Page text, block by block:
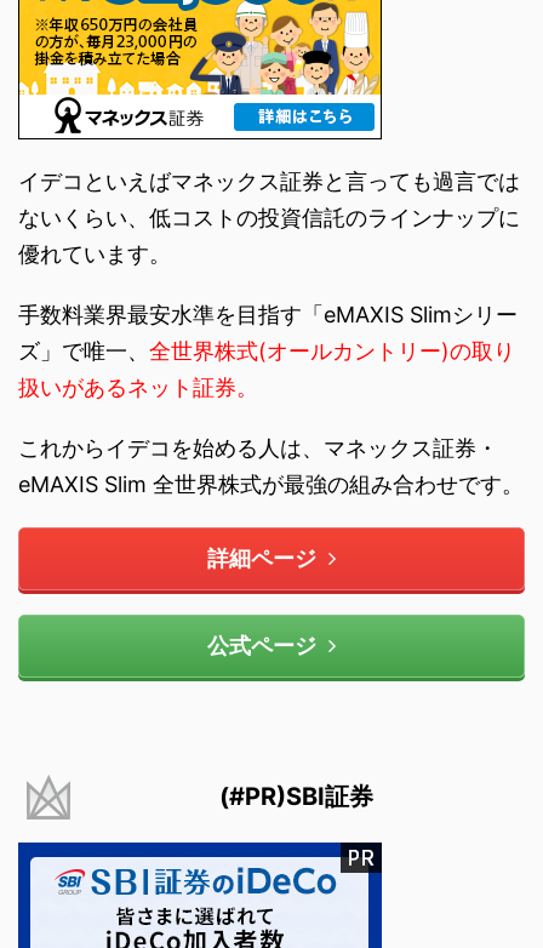
イデコといえばマネックス証券と言っても過言では
ないくらい、低コストの投資信託のラインナップに
優れています。
手数料業界最安水準を目指す「eMAXIS Slimシリー
ズ」で唯一、 全世界株式(オールカントリー)の取り
扱いがあるネット証券。
これからイデコを始める人は、マネックス証券・
eMAXIS Slim 全世界株式が最強の組み合わせです。
詳細ページ
公式ページ
(#PR)SBI証券